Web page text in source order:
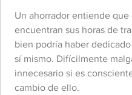
Un ahorrador entiende
encuentran sus horas de
bien podría haber
sí mismo. Difícilmente
innecesario si es
cambio de ello.